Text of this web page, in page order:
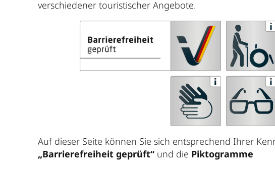
verschiedener touristischer Angebote.
Auf dieser Seite können Sie sich entsprechend Ihrer
„Barrierefreiheit geprüft“ und die Piktogramme